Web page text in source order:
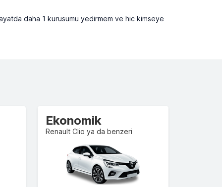
daha 1 kurusumu yedirmem ve hic kimseye
Ekonomik
Renault Clio ya da benzeri